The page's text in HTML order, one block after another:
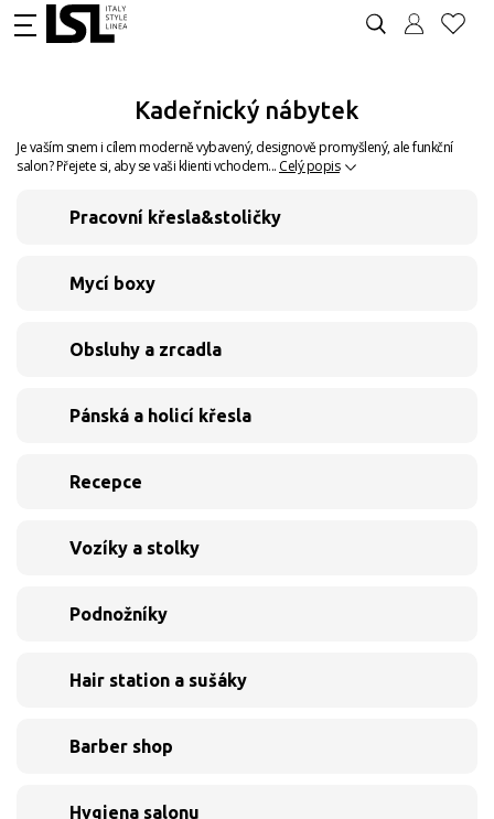
Kadeřnický nábytek
Je vaším snem i cílem moderně vybavený, designově promyšlený, ale funkční
salon? Přejete si, aby se vaši klienti vchodem... Celý popis
Pracovní křesla&stoličky
Mycí boxy
Obsluhy a zrcadla
Pánská a holicí křesla
Recepce
Vozíky a stolky
Podnožníky
Hair station a sušáky
Barber shop
Hygiena salonu